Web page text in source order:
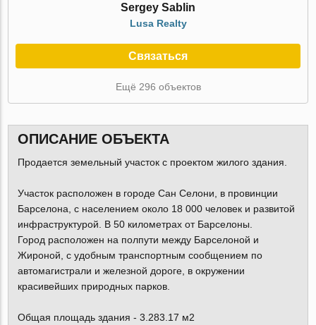
Sergey Sablin
Lusa Realty
Связаться
Ещё 296 объектов
ОПИСАНИЕ ОБЪЕКТА
Продается земельный участок с проектом жилого здания.
Участок расположен в городе Сан Селони, в провинции
Барселона, с населением около 18 000 человек и развитой
инфраструктурой. В 50 километрах от Барселоны.
Город расположен на полпути между Барселоной и
Жироной, с удобным транспортным сообщением по
автомагистрали и железной дороге, в окружении
красивейших природных парков.
Общая площадь здания - 3.283.17 м2